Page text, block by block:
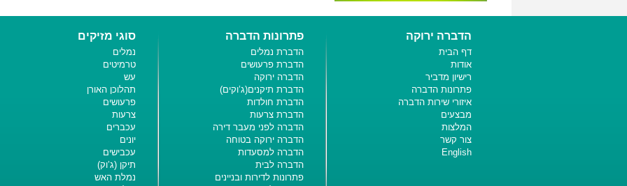
הדברה ירוקה
דף הבית
אודות
רישיון מדביר
פתרונות הדברה
איזורי שירות הדברה
מבצעים
המלצות
צור קשר
English
פתרונות הדברה
הדברת נמלים
הדברת פרעושים
הדברה ירוקה
הדברת תיקנים(ג’וקים)
הדברת חולדות
הדברת צרעות
הדברה לפני מעבר דירה
הדברה ירוקה בטוחה
הדברה למסעדות
הדברה לבית
פתרונות לדירות ובניינים
סוגי מזיקים
נמלים
טרמיטים
עש
תהלוכן האורן
פרעושים
צרעות
עכברים
יונים
עכבישים
תיקן (ג’וק)
נמלת האש